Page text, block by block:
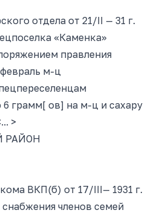
отдела от 21/II — 31 г.
«Каменка»
правления
м-ц
грамм[ ов] на м-ц и сахару
>
РАЙОН
ВКП(б) от 17/III— 1931 г.
членов семей